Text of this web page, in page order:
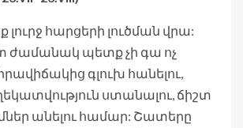
հարցերի լուծման վրա:
ժամանակ պետք չի գա ոչ
գլուխ հանելու,
ստանալու, ճիշտ
անելու համար: Շատերը